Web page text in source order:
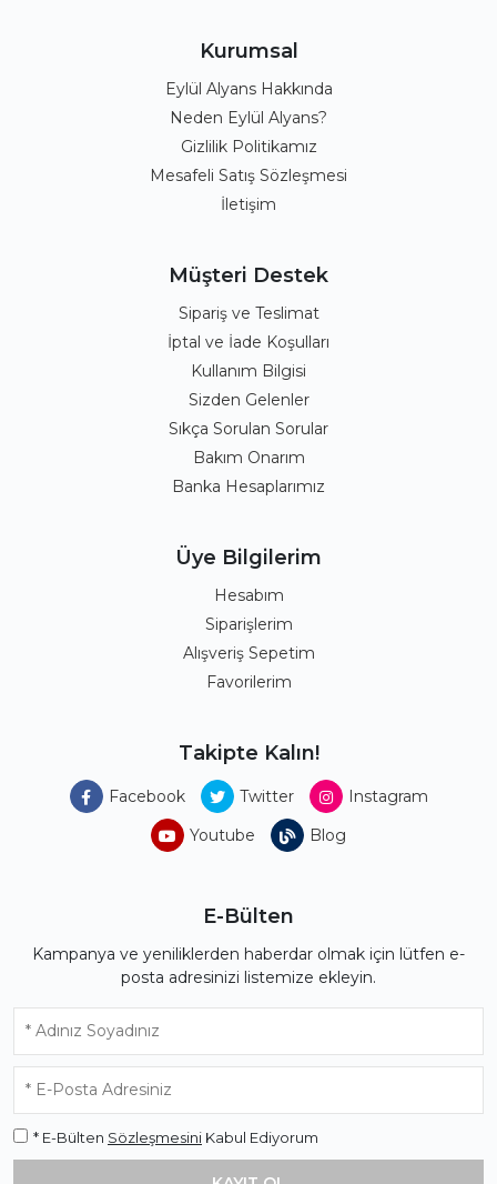
Kurumsal
Eylül Alyans Hakkında
Neden Eylül Alyans?
Gizlilik Politikamız
Mesafeli Satış Sözleşmesi
İletişim
Müşteri Destek
Sipariş ve Teslimat
İptal ve İade Koşulları
Kullanım Bilgisi
Sizden Gelenler
Sıkça Sorulan Sorular
Bakım Onarım
Banka Hesaplarımız
Üye Bilgilerim
Hesabım
Siparişlerim
Alışveriş Sepetim
Favorilerim
Takipte Kalın!
Facebook Twitter
Instagram
Youtube
Blog
E-Bülten
Kampanya ve yeniliklerden haberdar olmak için lütfen e-
posta adresinizi listemize ekleyin.
* E-Bülten Sözleşmesini Kabul Ediyorum